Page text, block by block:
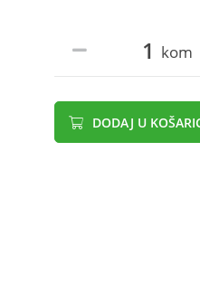
kom
DODAJ U